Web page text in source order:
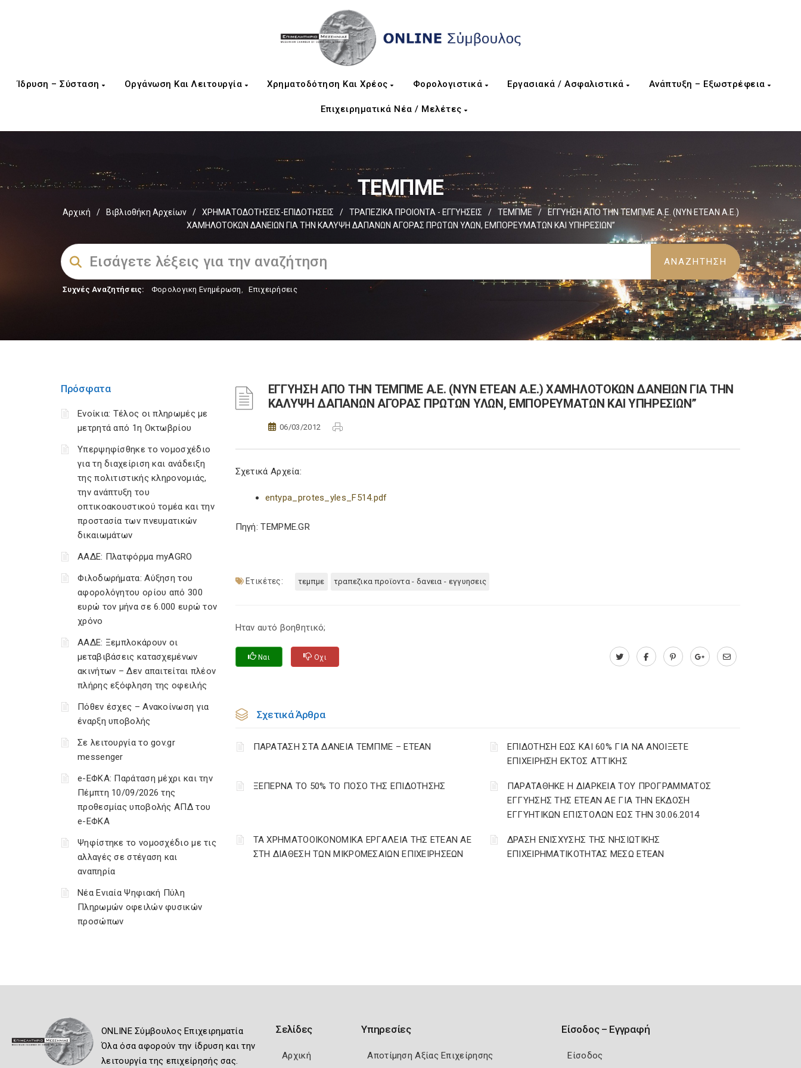
Ίδρυση – Σύσταση Οργάνωση Και Λειτουργία Χρηματοδότηση Και Χρέος Φορολογιστικά Εργασιακά / Ασφαλιστικά Ανάπτυξη – Εξωστρέφεια
Επιχειρηματικά Νέα / Μελέτες
ΤΕΜΠΜΕ
Αρχική / Βιβλιοθήκη Αρχείων / ΧΡΗΜΑΤΟΔΟΤΗΣΕΙΣ-ΕΠΙΔΟΤΗΣΕΙΣ / ΤΡΑΠΕΖΙΚΑ ΠΡΟΙΟΝΤΑ - ΕΓΓΥΗΣΕΙΣ / ΤΕΜΠΜΕ /
ΕΓΓΥΗΣΗ ΑΠΟ ΤΗΝ ΤΕΜΠΜΕ Α.Ε. (ΝΥΝ ΕΤΕΑΝ Α.Ε.)
ΧΑΜΗΛΟΤΟΚΩΝ ΔΑΝΕΙΩΝ ΓΙΑ ΤΗΝ ΚΑΛΥΨΗ ΔΑΠΑΝΩΝ ΑΓΟΡΑΣ ΠΡΩΤΩΝ ΥΛΩΝ, ΕΜΠΟΡΕΥΜΑΤΩΝ ΚΑΙ ΥΠΗΡΕΣΙΩΝ”
Συχνές Αναζητήσεις: Φορολογικη Ενημέρωση, Επιχειρήσεις
Πρόσφατα
Ενοίκια: Τέλος οι πληρωμές με
μετρητά από 1η Οκτωβρίου
Υπερψηφίσθηκε το νομοσχέδιο
για τη διαχείριση και ανάδειξη
της πολιτιστικής κληρονομιάς,
την ανάπτυξη του
οπτικοακουστικού τομέα και την
προστασία των πνευματικών
δικαιωμάτων
ΑΑΔΕ: Πλατφόρμα myAGRO
Φιλοδωρήματα: Αύξηση του
αφορολόγητου ορίου από 300
ευρώ τον μήνα σε 6.000 ευρώ τον
χρόνο
ΑΑΔΕ: Ξεμπλοκάρουν οι
μεταβιβάσεις κατασχεμένων
ακινήτων – Δεν απαιτείται πλέον
πλήρης εξόφληση της οφειλής
Πόθεν έσχες – Ανακοίνωση για
έναρξη υποβολής
Σε λειτουργία το gov.gr
messenger
e-ΕΦΚΑ: Παράταση μέχρι και την
Πέμπτη 10/09/2026 της
προθεσμίας υποβολής ΑΠΔ του
e-ΕΦΚΑ
Ψηφίστηκε το νομοσχέδιο με τις
αλλαγές σε στέγαση και
αναπηρία
Νέα Ενιαία Ψηφιακή Πύλη
Πληρωμών οφειλών φυσικών
προσώπων
ΕΓΓΥΗΣΗ ΑΠΟ ΤΗΝ ΤΕΜΠΜΕ Α.Ε. (ΝΥΝ ΕΤΕΑΝ Α.Ε.) ΧΑΜΗΛΟΤΟΚΩΝ ΔΑΝΕΙΩΝ ΓΙΑ ΤΗΝ
ΚΑΛΥΨΗ ΔΑΠΑΝΩΝ ΑΓΟΡΑΣ ΠΡΩΤΩΝ ΥΛΩΝ, ΕΜΠΟΡΕΥΜΑΤΩΝ ΚΑΙ ΥΠΗΡΕΣΙΩΝ”
06/03/2012
Σχετικά Αρχεία:
entypa_protes_yles_F514.pdf
Πηγή: TEMPME.GR
Ετικέτες: τεμπμε τραπεζικα προϊοντα - δανεια - εγγυησεις
Ηταν αυτό βοηθητικό;
Ναι Οχι
Σχετικά Άρθρα
ΠΑΡΑΤΑΣΗ ΣΤΑ ΔΑΝΕΙΑ ΤΕΜΠΜΕ – ΕΤΕΑΝ
ΕΠΙΔΟΤΗΣΗ ΕΩΣ ΚΑΙ 60% ΓΙΑ ΝΑ ΑΝΟΙΞΕΤΕ
ΕΠΙΧΕΙΡΗΣΗ ΕΚΤΟΣ ΑΤΤΙΚΗΣ
ΞΕΠΕΡΝΑ ΤΟ 50% ΤΟ ΠΟΣΟ ΤΗΣ ΕΠΙΔΟΤΗΣΗΣ
ΠΑΡΑΤΑΘΗΚΕ Η ΔΙΑΡΚΕΙΑ ΤΟΥ ΠΡΟΓΡΑΜΜΑΤΟΣ
ΕΓΓΥΗΣΗΣ ΤΗΣ ΕΤΕΑΝ ΑΕ ΓΙΑ ΤΗΝ ΕΚΔΟΣΗ
ΕΓΓΥΗΤΙΚΩΝ ΕΠΙΣΤΟΛΩΝ ΕΩΣ ΤΗΝ 30.06.2014
ΤΑ ΧΡΗΜΑΤΟΟΙΚΟΝΟΜΙΚΑ ΕΡΓΑΛΕΙΑ ΤΗΣ ΕΤΕΑΝ ΑΕ
ΣΤΗ ΔΙΑΘΕΣΗ ΤΩΝ ΜΙΚΡΟΜΕΣΑΙΩΝ ΕΠΙΧΕΙΡΗΣΕΩΝ
ΔΡΑΣΗ ΕΝΙΣΧΥΣΗΣ ΤΗΣ ΝΗΣΙΩΤΙΚΗΣ
ΕΠΙΧΕΙΡΗΜΑΤΙΚΟΤΗΤΑΣ ΜΕΣΩ ΕΤΕΑΝ
ONLINE Σύμβουλος Επιχειρηματία
Όλα όσα αφορούν την ίδρυση και την
λειτουργία της επιχείρησής σας.
Σελίδες
Αρχική
Υπηρεσίες
Αποτίμηση Αξίας Επιχείρησης
Είσοδος – Εγγραφή
Είσοδος